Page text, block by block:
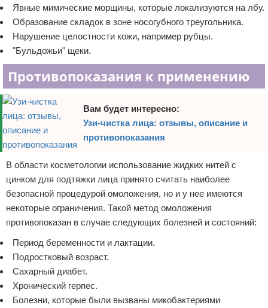
Явные мимические морщины, которые локализуются на лбу.
Образование складок в зоне носогубного треугольника.
Нарушение целостности кожи, например рубцы.
"Бульдожьи" щеки.
Противопоказания к применению
Вам будет интересно:
Узи-чистка лица: отзывы, описание и
противопоказания
В области косметологии использование жидких нитей с
цинком для подтяжки лица принято считать наиболее
безопасной процедурой омоложения, но и у нее имеются
некоторые ограничения. Такой метод омоложения
противопоказан в случае следующих болезней и состояний:
Период беременности и лактации.
Подростковый возраст.
Сахарный диабет.
Хронический герпес.
Болезни, которые были вызваны микобактериями